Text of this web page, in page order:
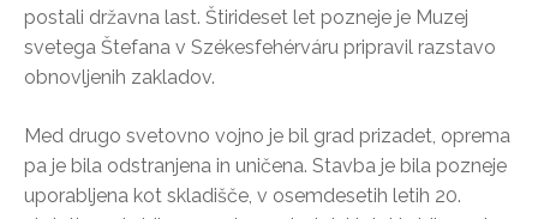
postali državna last. Štirideset let pozneje je Muzej
svetega Štefana v Székesfehérváru pripravil razstavo
obnovljenih zakladov.
Med drugo svetovno vojno je bil grad prizadet, oprema
pa je bila odstranjena in uničena. Stavba je bila pozneje
uporabljena kot skladišče, v osemdesetih letih 20.